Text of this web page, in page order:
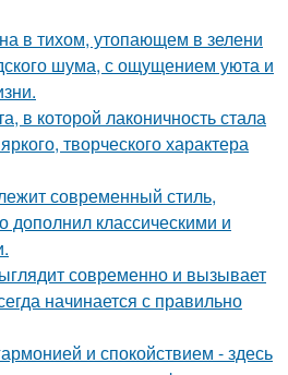
в тихом, утопающем в зелени
шума, с ощущением уюта и
в которой лаконичность стала
творческого характера
современный стиль,
дополнил классическими и
современно и вызывает
начинается с правильно
и спокойствием - здесь